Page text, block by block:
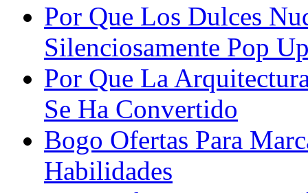
Por Que Los Dulces
Silenciosamente Pop
Por Que La
Se Ha Convertido
Bogo Ofertas Para
Habilidades